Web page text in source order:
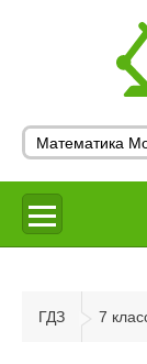
ГДЗ 7